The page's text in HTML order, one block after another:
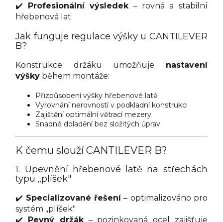
✔️
Profesionální výsledek – rovná a stabilní
hřebenová lať
Jak funguje regulace výšky u CANTILEVER
B?
Konstrukce držáku umožňuje
nastavení
výšky během montáže:
Přizpůsobení výšky hřebenové latě
Vyrovnání nerovností v podkladní konstrukci
Zajištění optimální větrací mezery
Snadné doladění bez složitých úprav
K čemu slouží CANTILEVER B?
1. Upevnění hřebenové latě na střechách
typu „plíšek"
✔️ Specializované řešení – optimalizováno pro
systém „plíšek"
✔️
Pevný držák – pozinkovaná ocel zajišťuje